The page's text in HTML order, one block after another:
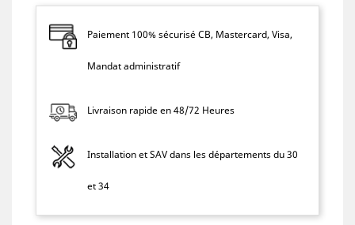
Paiement 100% sécurisé CB, Mastercard, Visa,
Mandat administratif
Livraison rapide en 48/72 Heures
Installation et SAV dans les départements du 30
et 34